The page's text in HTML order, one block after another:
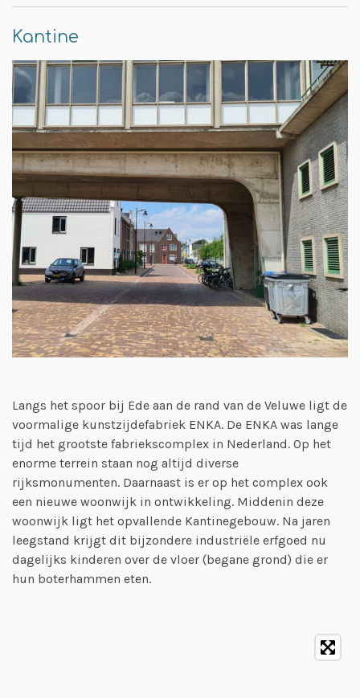
Kantine
Langs het spoor bij Ede aan de rand van de Veluwe ligt de
voormalige kunstzijdefabriek ENKA. De ENKA was lange
tijd het grootste fabriekscomplex in Nederland. Op het
enorme terrein staan nog altijd diverse
rijksmonumenten. Daarnaast is er op het complex ook
een nieuwe woonwijk in ontwikkeling. Middenin deze
woonwijk ligt het opvallende Kantinegebouw. Na jaren
leegstand krijgt dit bijzondere industriële erfgoed nu
dagelijks kinderen over de vloer (begane grond) die er
hun boterhammen eten.